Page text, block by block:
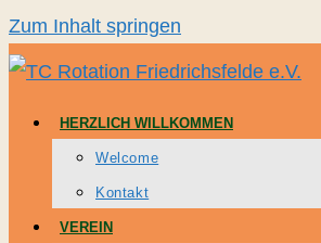
Zum Inhalt springen
HERZLICH WILLKOMMEN
Welcome
Kontakt
VEREIN